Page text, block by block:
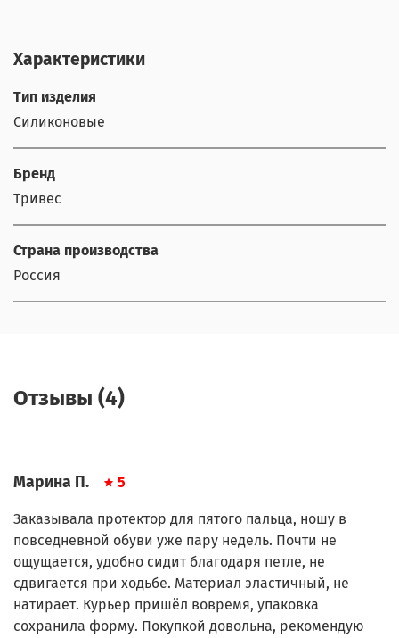
Характеристики
Тип изделия
Силиконовые
Бренд
Тривес
Страна производства
Россия
Отзывы (4)
Марина П. 5
Заказывала протектор для пятого пальца, ношу в
повседневной обуви уже пару недель. Почти не
ощущается, удобно сидит благодаря петле, не
сдвигается при ходьбе. Материал эластичный, не
натирает. Курьер пришёл вовремя, упаковка
сохранила форму. Покупкой довольна, рекомендую